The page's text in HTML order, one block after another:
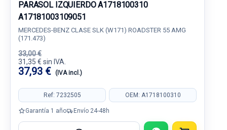
PARASOL IZQUIERDO A1718100310
A17181003109051
MERCEDES-BENZ CLASE SLK (W171) ROADSTER 55 AMG
(171.473)
33,00 €
31,35 € sin IVA.
37,93 € (IVA incl.)
Ref: 7232505 OEM: A1718100310
Garantía 1 año Envío 24-48h